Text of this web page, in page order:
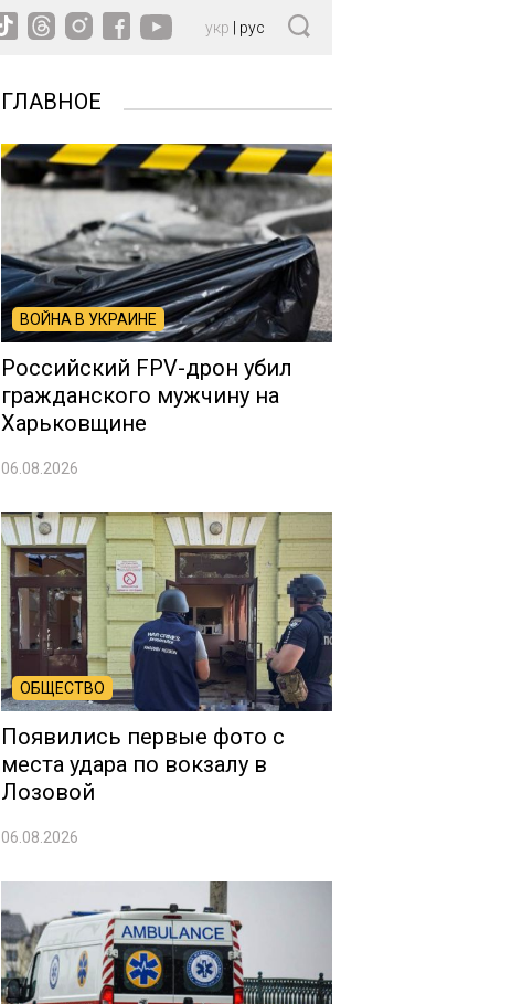
укр рус
ГЛАВНОЕ
ВОЙНА В УКРАИНЕ
Российский FPV-дрон убил
гражданского мужчину на
Харьковщине
06.08.2026
ОБЩЕСТВО
Появились первые фото с
места удара по вокзалу в
Лозовой
06.08.2026